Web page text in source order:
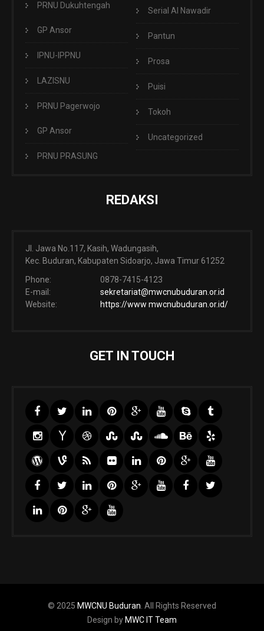
PRNU Dukuhtengah
GP Ansor
IPNU-IPPNU
LAZISNU
PRNU Pagerwojo
GP Ansor
PRNU PRASUNG
Serial Al Nawadir
Pantun
Prosa
Puisi
Tokoh
Uncategorized
REDAKSI
Jl. Jawa No.117, Kasih, Wadungasih,
Kec. Buduran, Kabupaten Sidoarjo, Jawa Timur 61252
Phone:
0878-7415-4123
E-mail:
sekretariat@mwcnubuduran.or.id
Website:
https://www mwcnubuduran.or.id/
GET IN TOUCH
© 2025 MWCNU Buduran . All Rights Reserved
Design by MWC IT Team